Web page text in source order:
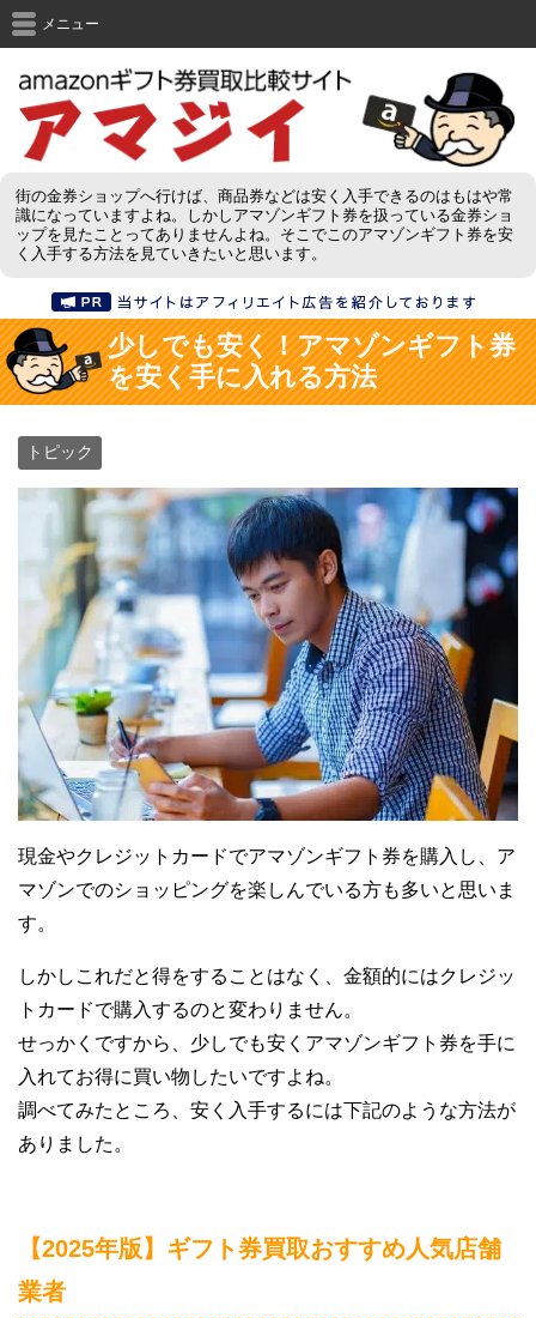
街の金券ショップへ行けば、商品券などは安く入手できるのはもはや常
識になっていますよね。しかしアマゾンギフト券を扱っている金券ショ
ップを見たことってありませんよね。そこでこのアマゾンギフト券を安
く入手する方法を見ていきたいと思います。
メニュー
少しでも安く！アマゾンギフト券
を安く手に入れる方法
トピック
現金やクレジットカードでアマゾンギフト券を購入し、ア
マゾンでのショッピングを楽しんでいる方も多いと思いま
す。
しかしこれだと得をすることはなく、金額的にはクレジッ
トカードで購入するのと変わりません。
せっかくですから、少しでも安くアマゾンギフト券を手に
入れてお得に買い物したいですよね。
調べてみたところ、安く入手するには下記のような方法が
ありました。
【2025年版】ギフト券買取おすすめ人気店舗
業者